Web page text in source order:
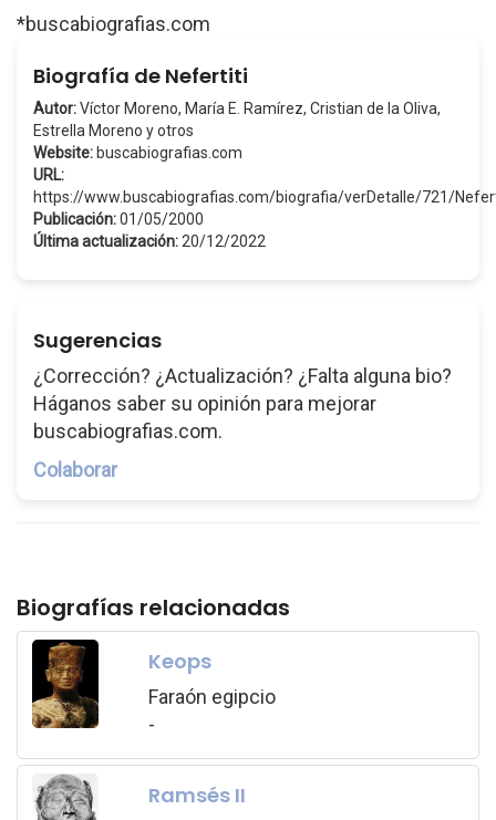
*buscabiografias.com
Biografía de Nefertiti
Autor:Víctor Moreno, María E. Ramírez, Cristian de la Oliva,
Estrella Moreno y otros
Website:buscabiografias.com
URL:
https://www.buscabiografias.com/biografia/verDetalle/721/
Publicación:01/05/2000
Última actualización: 20/12/2022
Sugerencias
¿Corrección? ¿Actualización? ¿Falta alguna bio?
Háganos saber su opinión para mejorar
buscabiografias.com.
Colaborar
Biografías relacionadas
Keops
Faraón egipcio
-
Ramsés II